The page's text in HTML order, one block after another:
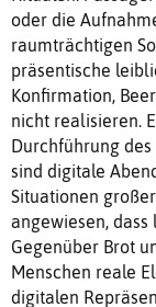
oder die
raumträchtigen
präsentische
Konfirmation,
nicht realisieren.
Durchführung
sind digitale
Situationen
angewiesen,
Gegenüber Brot
Menschen reale
digitalen